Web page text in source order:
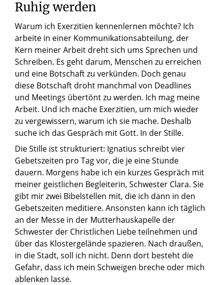
Ruhig werden
Warum ich Exerzitien kennenlernen möchte? Ich
arbeite in einer Kommunikationsabteilung, der
Kern meiner Arbeit dreht sich ums Sprechen und
Schreiben. Es geht darum, Menschen zu erreichen
und eine Botschaft zu verkünden. Doch genau
diese Botschaft droht manchmal von Deadlines
und Meetings übertönt zu werden. Ich mag meine
Arbeit. Und ich mache Exerzitien, um mich wieder
zu vergewissern, warum ich sie mache. Deshalb
suche ich das Gespräch mit Gott. In der Stille.
Die Stille ist strukturiert: Ignatius schreibt vier
Gebetszeiten pro Tag vor, die je eine Stunde
dauern. Morgens habe ich ein kurzes Gespräch mit
meiner geistlichen Begleiterin, Schwester Clara. Sie
gibt mir zwei Bibelstellen mit, die ich dann in den
Gebetszeiten meditiere. Ansonsten kann ich täglich
an der Messe in der Mutterhauskapelle der
Schwester der Christlichen Liebe teilnehmen und
über das Klostergelände spazieren. Nach draußen,
in die Stadt, soll ich nicht. Denn dort besteht die
Gefahr, dass ich mein Schweigen breche oder mich
ablenken lasse.